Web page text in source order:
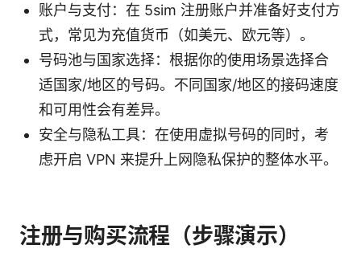
账户与支付：在 5sim 注册账户并准备好支付方
式，常见为充值货币（如美元、欧元等）。
号码池与国家选择：根据你的使用场景选择合
适国家/地区的号码。不同国家/地区的接码速度
和可用性会有差异。
安全与隐私工具：在使用虚拟号码的同时，考
虑开启 VPN 来提升上网隐私保护的整体水平。
注册与购买流程（步骤演示）